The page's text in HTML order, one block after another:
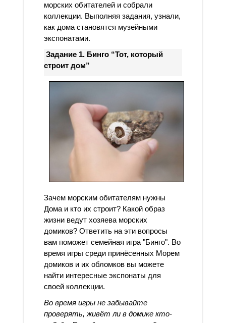
морских обитателей и собрали
коллекции. Выполняя задания, узнали,
как дома становятся музейными
экспонатами.
Задание 1. Бинго “Тот, который
строит дом”
Зачем морским обитателям нужны
Дома и кто их строит? Какой образ
жизни ведут хозяева морских
домиков? Ответить на эти вопросы
вам поможет семейная игра "Бинго". Во
время игры среди принёсенных Морем
домиков и их обломков вы можете
найти интересные экспонаты для
своей коллекции.
Во время игры не забывайте
проверять, живёт ли в домике кто-